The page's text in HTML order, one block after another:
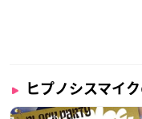
ヒプノシスマイ